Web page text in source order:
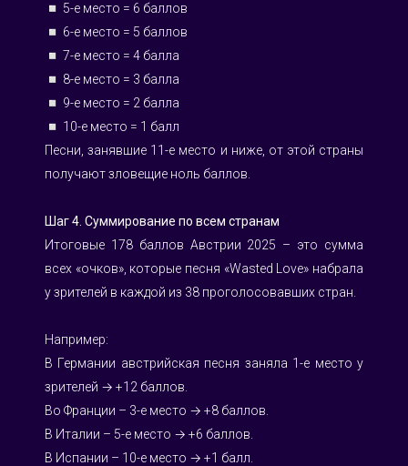
◽️ 5-е место = 6 баллов
◽️ 6-е место = 5 баллов
◽️ 7-е место = 4 балла
◽️ 8-е место = 3 балла
◽️ 9-е место = 2 балла
◽️ 10-е место = 1 балл
Песни, занявшие 11-е место и ниже, от этой страны
получают зловещие ноль баллов.
Шаг 4. Суммирование по всем странам
Итоговые 178 баллов Австрии 2025 – это сумма
всех «очков», которые песня «Wasted Love» набрала
у зрителей в каждой из 38 проголосовавших стран.
Например:
В Германии австрийская песня заняла 1-е место у
зрителей → +12 баллов.
Во Франции – 3-е место → +8 баллов.
В Италии – 5-е место → +6 баллов.
В Испании – 10-е место → +1 балл.